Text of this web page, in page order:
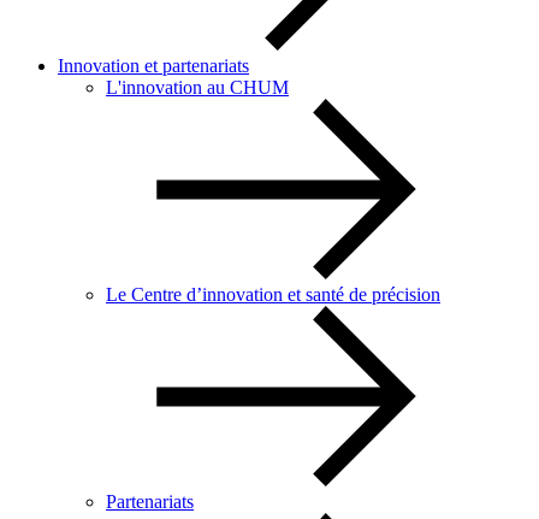
Innovation et partenariats
L'innovation au CHUM
Le Centre d’innovation et santé de précision
Partenariats